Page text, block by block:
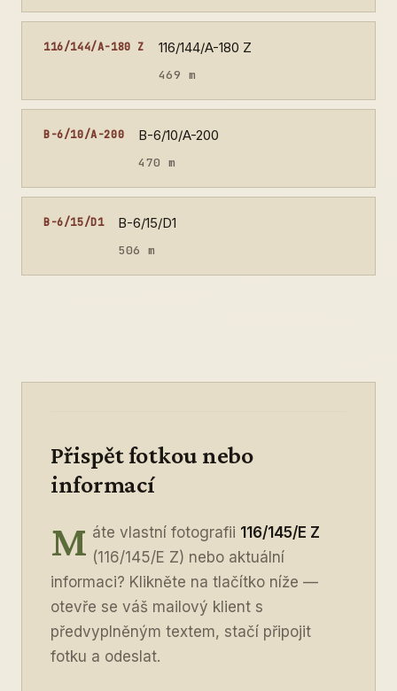
116/144/A-180 Z 116/144/A-180 Z
469 m
B-6/10/A-200 B-6/10/A-200
470 m
B-6/15/D1 B-6/15/D1
506 m
Přispět fotkou nebo
informací
M áte vlastní fotografii 116/145/E Z
(116/145/E Z) nebo aktuální
informaci? Klikněte na tlačítko níže —
otevře se váš mailový klient s
předvyplněným textem, stačí připojit
fotku a odeslat.